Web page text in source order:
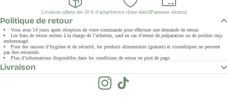
Livraison offerte dès 50 € d’achatService client réactifPaiement sécurisé
Politique de retour
Vous avez 14 jours après réception de votre commande pour effectuer une demande de retour.
Les frais de retour restent à la charge de l’acheteur, sauf en cas d’erreur de préparation ou de produit reçu
endommagé.
Pour des raisons d’hygiène et de sécurité, les produits alimentaires (graines) et cosmétiques ne peuvent
pas être retournés.
Plus d’informations disponibles dans les conditions de retour en pied de page.
Livraison